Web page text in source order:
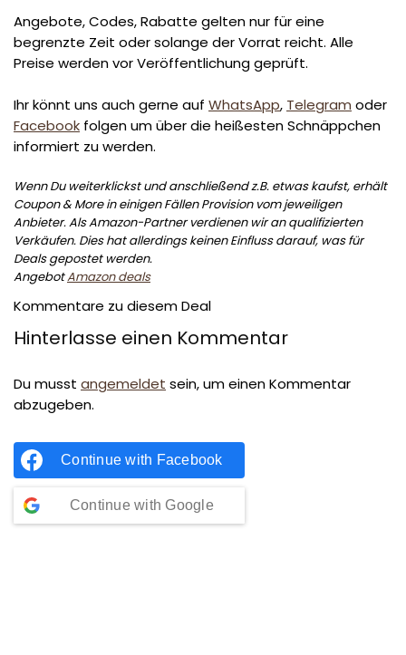
Angebote, Codes, Rabatte gelten nur für eine
begrenzte Zeit oder solange der Vorrat reicht. Alle
Preise werden vor Veröffentlichung geprüft.
Ihr könnt uns auch gerne auf WhatsApp, Telegram oder
Facebook folgen um über die heißesten Schnäppchen
informiert zu werden.
Wenn Du weiterklickst und anschließend z.B. etwas kaufst, erhält
Coupon & More in einigen Fällen Provision vom jeweiligen
Anbieter. Als Amazon-Partner verdienen wir an qualifizierten
Verkäufen. Dies hat allerdings keinen Einfluss darauf, was für
Deals gepostet werden.
AngebotAmazon deals
Kommentare zu diesem Deal
Hinterlasse einen Kommentar
Du musst angemeldet sein, um einen Kommentar
abzugeben.
Continue with Facebook
Continue with Google